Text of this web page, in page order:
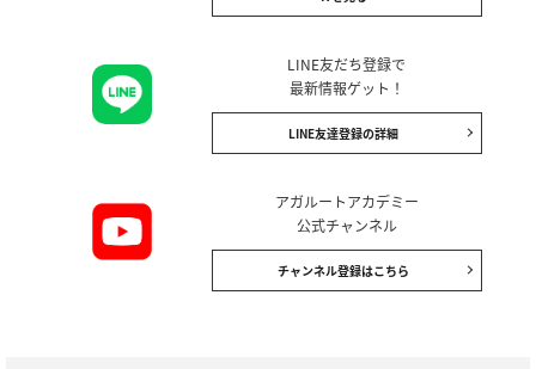
LINE友だち登録で
最新情報ゲット！
LINE友達登録の詳細
アガルートアカデミー
公式チャンネル
チャンネル登録はこちら